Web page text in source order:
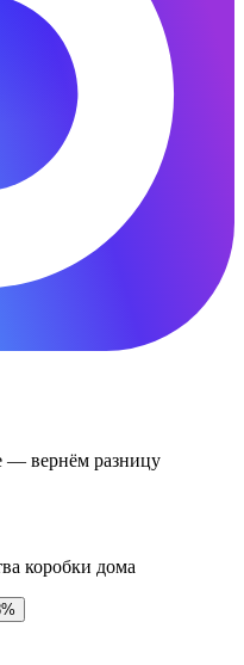
— вернём разницу
коробки дома